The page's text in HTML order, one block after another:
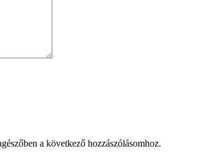
a következő hozzászólásomhoz.